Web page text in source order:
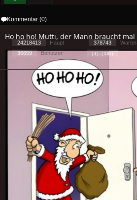
Kommentar (0)
Ho ho ho! Mutti, der Mann braucht mal
24218413 Haupt 378743
36659
Benutzer [ 1 ] - ( 2.81 )